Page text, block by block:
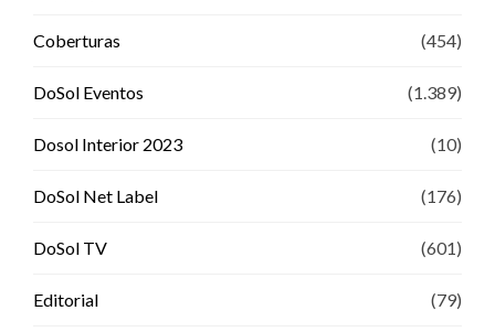
Coberturas (454)
DoSol Eventos (1.389)
Dosol Interior 2023 (10)
DoSol Net Label (176)
DoSol TV (601)
Editorial (79)